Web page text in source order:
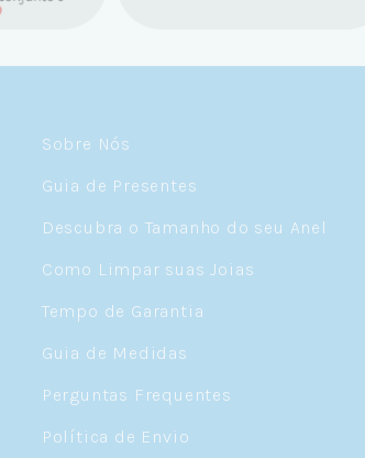
Sobre Nós
Guia de Presentes
Descubra o Tamanho do seu Anel
Como Limpar suas Joias
Tempo de Garantia
Guia de Medidas
Perguntas Frequentes
Política de Envio